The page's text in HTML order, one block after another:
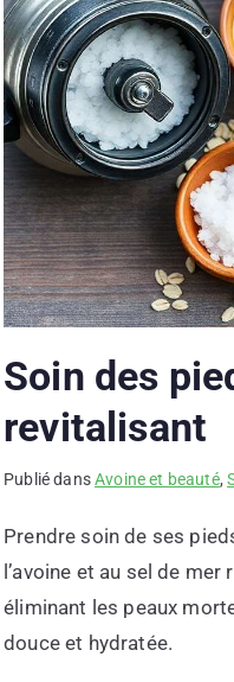
Soin des
revitalisant
Publié dansAvoine et beauté,
Prendre soin de ses
l’avoine et au sel de
éliminant les peaux
douce et hydratée.